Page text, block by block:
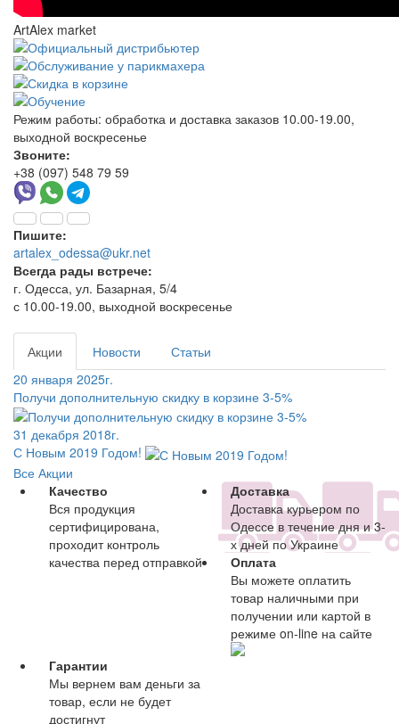
ArtAlex market
Режим работы: обработка и доставка заказов 10.00-19.00,
выходной воскресенье
Звоните:
+38 (097) 548 79 59
Пишите:
artalex_odessa@ukr.net
Всегда рады встрече:
г. Одесса, ул. Базарная, 5/4
с 10.00-19.00, выходной воскресенье
Акции Новости
Статьи
20 января 2025г.
Получи дополнительную скидку в корзине 3-5%
31 декабря 2018г.
С Новым 2019 Годом!
Все Акции
Качество
Вся продукция
сертифицирована,
проходит контроль
качества перед отправкой
Доставка
Доставка курьером по
Одессе в течение дня и 3-
х дней по Украине
Оплата
Вы можете оплатить
товар наличными при
получении или картой в
режиме on-line на сайте
Гарантии
Мы вернем вам деньги за
товар, если не будет
достигнут